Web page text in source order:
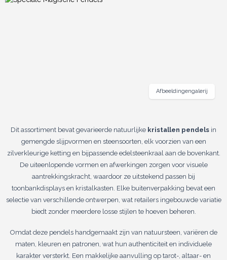
Dit assortiment bevat gevarieerde natuurlijke kristallen pendels in
gemengde slijpvormen en steensoorten, elk voorzien van een
zilverkleurige ketting en bijpassende edelsteenkraal aan de bovenkant.
De uiteenlopende vormen en afwerkingen zorgen voor visuele
aantrekkingskracht, waardoor ze uitstekend passen bij
toonbankdisplays en kristalkasten. Elke buitenverpakking bevat een
selectie van verschillende ontwerpen, wat retailers ingebouwde variatie
biedt zonder meerdere losse stijlen te hoeven beheren.
Omdat deze pendels handgemaakt zijn van natuursteen, variëren de
maten, kleuren en patronen, wat hun authenticiteit en individuele
karakter versterkt. Een makkelijke aanvulling op tarot-, altaar- en
Afbeeldingengalerij